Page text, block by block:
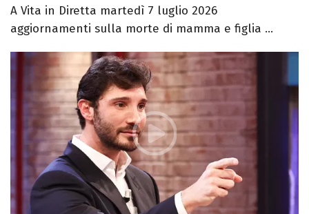
A Vita in Diretta martedì 7 luglio 2026
aggiornamenti sulla morte di mamma e figlia ...